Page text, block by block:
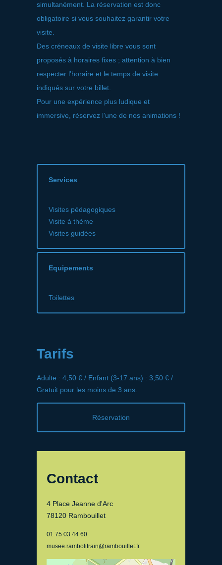
simultanément. La réservation est donc
obligatoire si vous souhaitez garantir votre
visite.
Des créneaux de visite libre vous sont
proposés à horaires fixes ; attention à bien
respecter l’horaire et le temps de visite
indiqués sur votre billet.
Pour une expérience plus ludique et
immersive, réservez l’une de nos animations !
Services
Visites pédagogiques
Visite à thème
Visites guidées
Equipements
Toilettes
Tarifs
Adulte : 4,50 € / Enfant (3-17 ans) : 3,50 € /
Gratuit pour les moins de 3 ans.
Réservation
Contact
4 Place Jeanne d'Arc
78120 Rambouillet
01 75 03 44 60
musee.rambolitrain@rambouillet.fr